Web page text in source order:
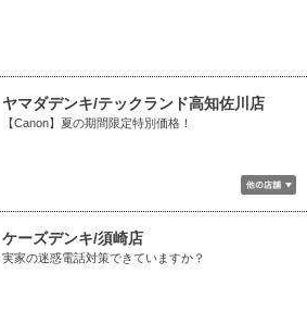
ヤマダデンキ/テックランド高知佐川店
【Canon】夏の期間限定特別価格！
ケーズデンキ/須崎店
実家の迷惑電話対策できていますか？